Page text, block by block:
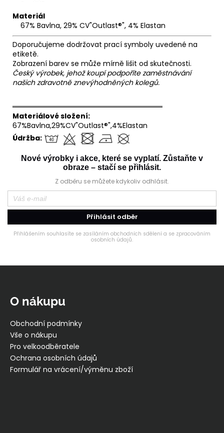
Materiál
67% Bavlna, 29% CV"Outlast®", 4% Elastan
Doporučujeme dodržovat prací symboly uvedené na
etiketě.
Zobrazení barev se může mírně lišit od skutečnosti.
Český výrobek, jehož koupí podpoříte zaměstnávání
našich zdravotně znevýhodněných kolegů.
══════════════════════════════
Materiálové složení:
67%Bavlna,29%CV"Outlast®",4%Elastan
Údržba:
Nové výrobky i akce, které se vyplatí. Zůstaňte v
obraze – stačí se přihlásit.
Z odběru se můžete kdykoliv odhlásit.
Přihlásit odběr
Přihlášením souhlasíte se zasíláním obchodních sdělení a se zpracováním
osobních údajů.
O nákupu
Obchodní podmínky
Vše o nákupu
Pro velkoodběratele
Ochrana osobních údajů
Formulář na vrácení/výměnu zboží